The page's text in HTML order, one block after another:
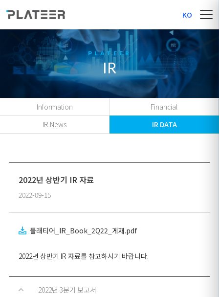
KO
IR
Information
Financial
IR News
IR DATA
2022년 상반기 IR 자료
2022-09-15
플래티어_IR_Book_2Q22_게재.pdf
2022년 상반기 IR 자료를 참고하시기 바랍니다.
2022년 3분기 보고서